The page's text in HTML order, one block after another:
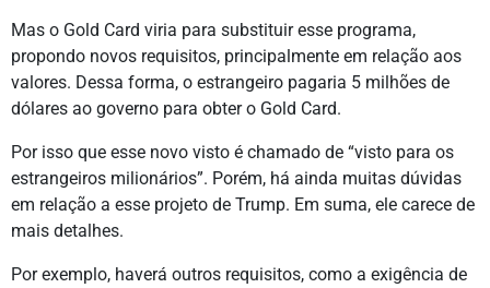
Mas o Gold Card viria para substituir esse programa,
propondo novos requisitos, principalmente em relação aos
valores. Dessa forma, o estrangeiro pagaria 5 milhões de
dólares ao governo para obter o Gold Card.
Por isso que esse novo visto é chamado de “visto para os
estrangeiros milionários”. Porém, há ainda muitas dúvidas
em relação a esse projeto de Trump. Em suma, ele carece de
mais detalhes.
Por exemplo, haverá outros requisitos, como a exigência de